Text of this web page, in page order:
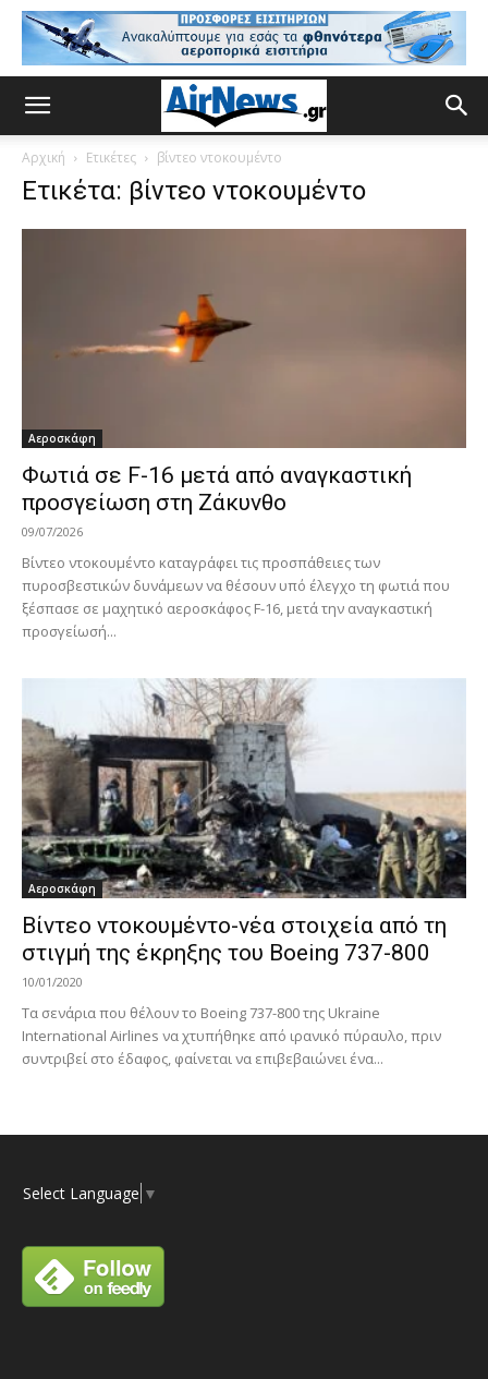
Αρχική Ετικέτες βίντεο ντοκουμέντο
Ετικέτα: βίντεο ντοκουμέντο
Αεροσκάφη
Φωτιά σε F-16 μετά από αναγκαστική
προσγείωση στη Ζάκυνθο
09/07/2026
Βίντεο ντοκουμέντο καταγράφει τις προσπάθειες των
πυροσβεστικών δυνάμεων να θέσουν υπό έλεγχο τη φωτιά που
ξέσπασε σε μαχητικό αεροσκάφος F-16, μετά την αναγκαστική
προσγείωσή...
Αεροσκάφη
Βίντεο ντοκουμέντο-νέα στοιχεία από τη
στιγμή της έκρηξης του Boeing 737-800
10/01/2020
Τα σενάρια που θέλουν το Boeing 737-800 της Ukraine
International Airlines να χτυπήθηκε από ιρανικό πύραυλο, πριν
συντριβεί στο έδαφος, φαίνεται να επιβεβαιώνει ένα...
Select Language ▼